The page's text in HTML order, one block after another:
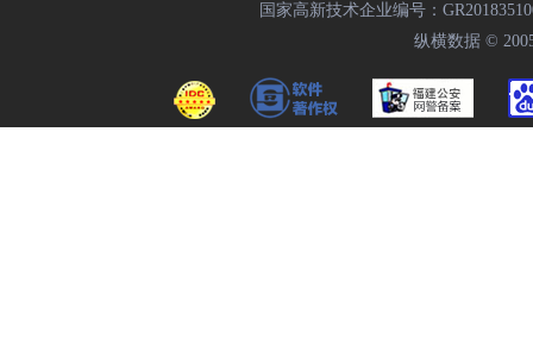
国家高新技术企业编号：
纵横数据 ©